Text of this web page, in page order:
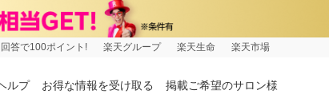
答で100ポイント! 楽天グループ 楽天生命 楽天市場
ルプ お得な情報を受け取る 掲載ご希望のサロン様